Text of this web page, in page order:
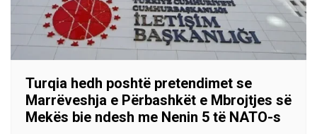
Turqia hedh poshtë pretendimet se
Marrëveshja e Përbashkët e Mbrojtjes së
Mekës bie ndesh me Nenin 5 të NATO-s